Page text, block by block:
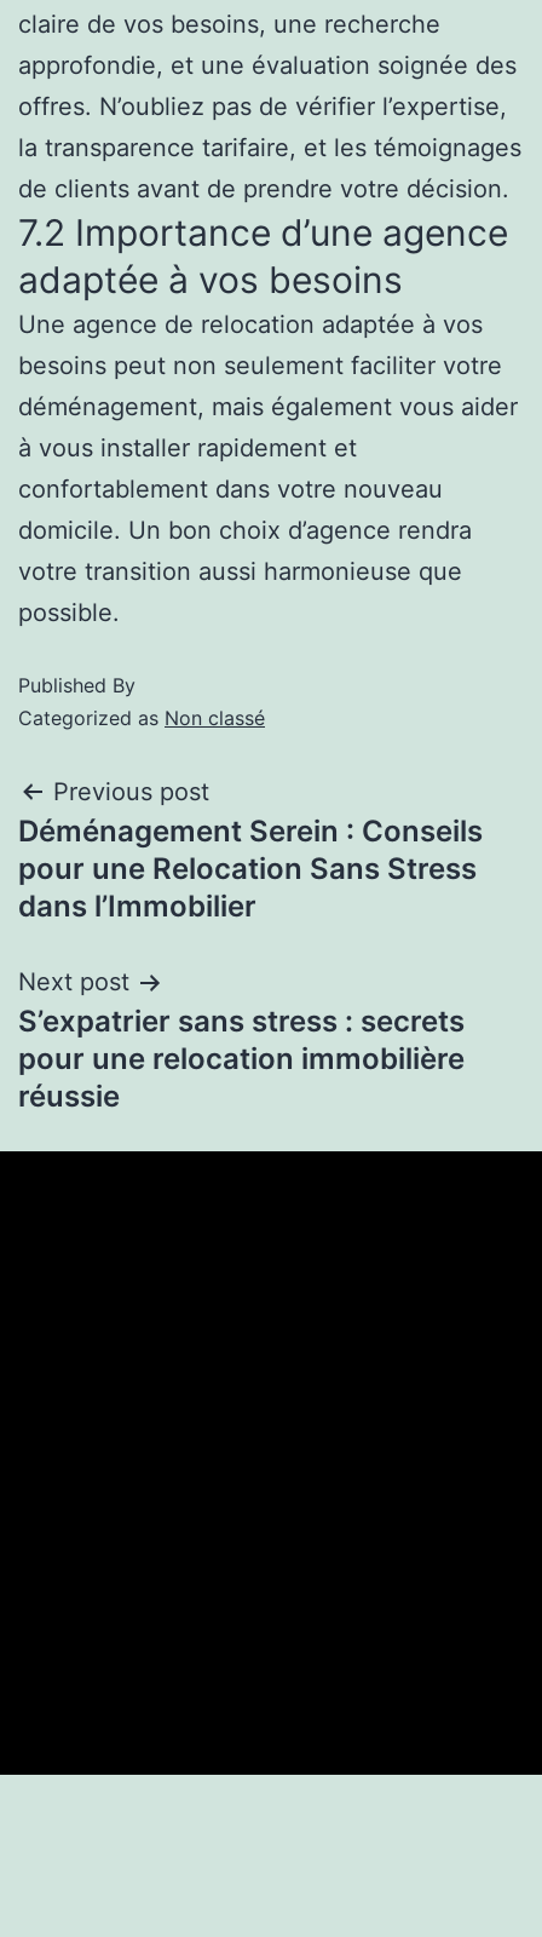
claire de vos besoins, une recherche
approfondie, et une évaluation soignée des
offres. N’oubliez pas de vérifier l’expertise,
la transparence tarifaire, et les témoignages
de clients avant de prendre votre décision.
7.2 Importance d’une agence
adaptée à vos besoins
Une agence de relocation adaptée à vos
besoins peut non seulement faciliter votre
déménagement, mais également vous aider
à vous installer rapidement et
confortablement dans votre nouveau
domicile. Un bon choix d’agence rendra
votre transition aussi harmonieuse que
possible.
Published By
Categorized as Non classé
Previous post
Déménagement Serein : Conseils
pour une Relocation Sans Stress
dans l’Immobilier
Next post
S’expatrier sans stress : secrets
pour une relocation immobilière
réussie